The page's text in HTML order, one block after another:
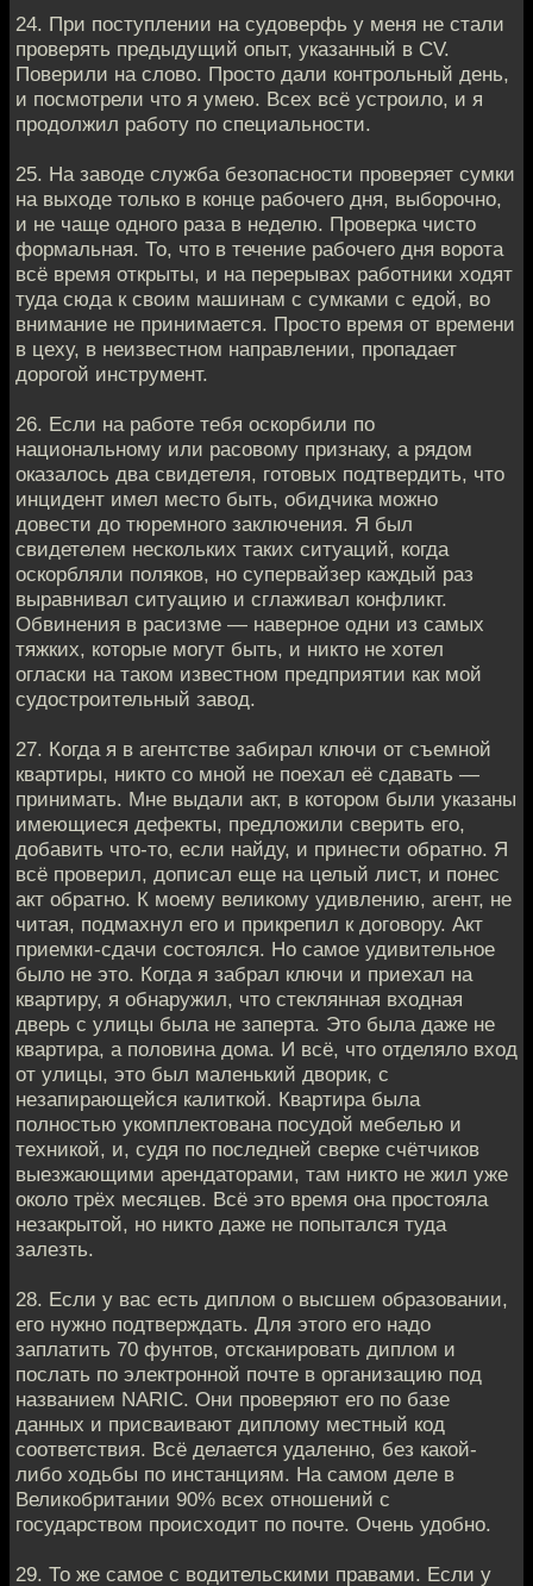
24. При поступлении на судоверфь у меня не стали
проверять предыдущий опыт, указанный в CV.
Поверили на слово. Просто дали контрольный день,
и посмотрели что я умею. Всех всё устроило, и я
продолжил работу по специальности.
25. На заводе служба безопасности проверяет сумки
на выходе только в конце рабочего дня, выборочно,
и не чаще одного раза в неделю. Проверка чисто
формальная. То, что в течение рабочего дня ворота
всё время открыты, и на перерывах работники ходят
туда сюда к своим машинам с сумками с едой, во
внимание не принимается. Просто время от времени
в цеху, в неизвестном направлении, пропадает
дорогой инструмент.
26. Если на работе тебя оскорбили по
национальному или расовому признаку, а рядом
оказалось два свидетеля, готовых подтвердить, что
инцидент имел место быть, обидчика можно
довести до тюремного заключения. Я был
свидетелем нескольких таких ситуаций, когда
оскорбляли поляков, но супервайзер каждый раз
выравнивал ситуацию и сглаживал конфликт.
Обвинения в расизме — наверное одни из самых
тяжких, которые могут быть, и никто не хотел
огласки на таком известном предприятии как мой
судостроительный завод.
27. Когда я в агентстве забирал ключи от съемной
квартиры, никто со мной не поехал её сдавать —
принимать. Мне выдали акт, в котором были указаны
имеющиеся дефекты, предложили сверить его,
добавить что-то, если найду, и принести обратно. Я
всё проверил, дописал еще на целый лист, и понес
акт обратно. К моему великому удивлению, агент, не
читая, подмахнул его и прикрепил к договору. Акт
приемки-сдачи состоялся. Но самое удивительное
было не это. Когда я забрал ключи и приехал на
квартиру, я обнаружил, что стеклянная входная
дверь с улицы была не заперта. Это была даже не
квартира, а половина дома. И всё, что отделяло вход
от улицы, это был маленький дворик, с
незапирающейся калиткой. Квартира была
полностью укомплектована посудой мебелью и
техникой, и, судя по последней сверке счётчиков
выезжающими арендаторами, там никто не жил уже
около трёх месяцев. Всё это время она простояла
незакрытой, но никто даже не попытался туда
залезть.
28. Если у вас есть диплом о высшем образовании,
его нужно подтверждать. Для этого его надо
заплатить 70 фунтов, отсканировать диплом и
послать по электронной почте в организацию под
названием NARIC. Они проверяют его по базе
данных и присваивают диплому местный код
соответствия. Всё делается удаленно, без какой-
либо ходьбы по инстанциям. На самом деле в
Великобритании 90% всех отношений с
государством происходит по почте. Очень удобно.
29. То же самое с водительскими правами. Если у